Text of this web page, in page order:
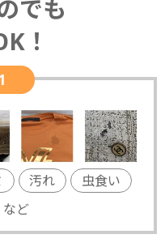
でも
！
汚れ
虫食い
など